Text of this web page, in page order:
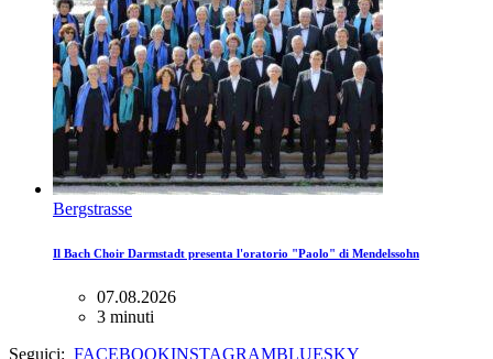
Bergstrasse
Il Bach Choir Darmstadt presenta l'oratorio "Paolo" di Mendelssohn
07.08.2026
3 minuti
Seguici: FACEBOOKINSTAGRAMBLUESKY